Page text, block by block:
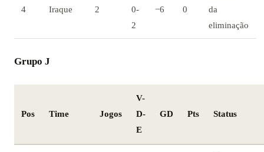
4 Iraque 2
0-
2
−6 0
da
eliminação
Grupo J
Pos Time Jogos
V-
D-
E
GD Pts Status